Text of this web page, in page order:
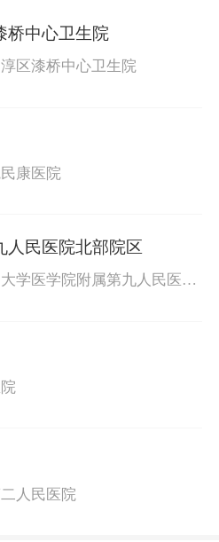
桥中心卫生院
区漆桥中心卫生院
康医院
人民医院北部院区
学医学院附属第九人民医院
人民医院